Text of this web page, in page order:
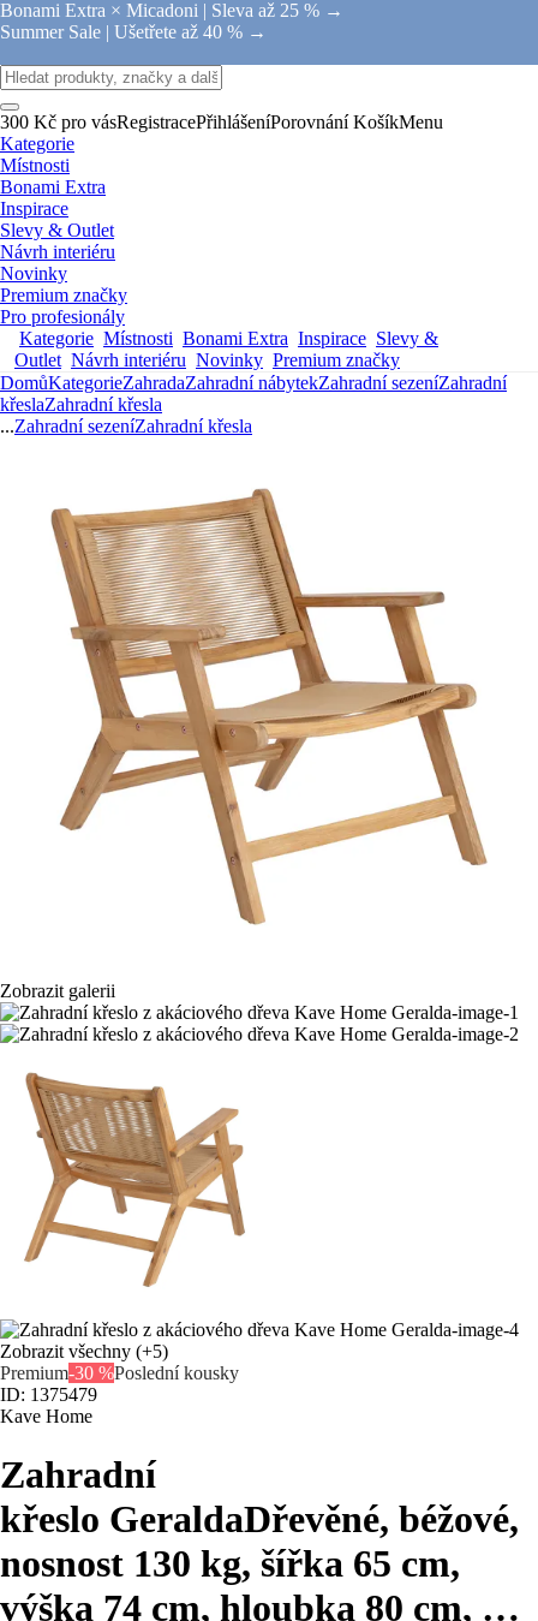
Bonami Extra × Micadoni | Sleva až 25 % →
Summer Sale | Ušetřete až 40 % →
300 Kč pro vásRegistracePřihlášeníPorovnání KošíkMenu
Kategorie
Místnosti
Bonami Extra
Inspirace
Slevy & Outlet
Návrh interiéru
Novinky
Premium značky
Pro profesionály
Kategorie Místnosti Bonami Extra Inspirace Slevy &
Outlet Návrh interiéru Novinky Premium značky
DomůKategorieZahradaZahradní nábytekZahradní sezeníZahradní
křeslaZahradní křesla
...Zahradní sezeníZahradní křesla
Zobrazit galerii
Zobrazit všechny (+5)
Premium-30 %Poslední kousky
ID: 1375479
Kave Home
Zahradní
křeslo GeraldaDřevěné, béžové,
nosnost 130 kg, šířka 65 cm,
výška 74 cm, hloubka 80 cm, …